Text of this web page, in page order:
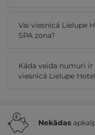
Vai viesnīcā Lielupe
SPA zona?
Kāda veida numuri
viesnīcā Lielupe
Nekādas